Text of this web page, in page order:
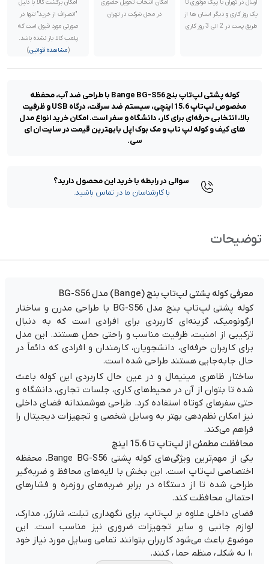
ارسال در تهران با پیک موتوری تا
یک روز کاری و دیگر استان ها از
طریق پست در 2 الی 3 روز کاری
امکان انتخاب تحویل حضوری
در محل شرکت در تهران
امکان برگشت کالا با دلیل
"انصراف از خرید" تنها در
صورتی مورد قبول است که
پلمب کالا باز نشده باشد.
(مشاهده قوانین)
کوله پشتی لپ‌تاپ بنج Bange BG-S56 با طراحی ضد آب، محفظه
مخصوص لپ‌تاپ 15.6 اینچی، سیستم ضد سرقت، درگاه USB و ظرفیت
بالا، انتخابی حرفه‌ای برای کار، دانشگاه و سفر است. امکان خرید انواع مدل
های کیف و کوله لپ تاب و مک بوک اپل بابهترین قیمت در سایت ان ای
سی.
سوالی در رابطه با خرید این محصول دارید؟
با کارشناسان ما در تماس باشید.
توضیحات
معرفی کوله پشتی لپ‌تاپ بنج (Bange) مدل BG-S56
کوله پشتی لپ‌تاپ بنج مدل BG-S56 با طراحی مدرن و ساختار
ارگونومیک، گزینه‌ای کاربردی برای افرادی است که به دنبال
ترکیبی از امنیت، ظرفیت مناسب و راحتی حمل هستند. این مدل
برای کاربران حرفه‌ای، دانشجویان، کارمندان و افرادی که دائماً در
حال جابه‌جایی هستند طراحی شده است.
ساختار ظاهری مینیمال و در عین حال کاربردی این کوله باعث
شده تا بتوان از آن در محیط‌های کاری، جلسات تجاری، دانشگاه و
حتی سفرهای کوتاه استفاده کرد. طراحی هوشمندانه فضای داخلی
نیز امکان نظم‌دهی بهتر به وسایل شخصی و تجهیزات دیجیتال را
فراهم می‌کند.
محافظت مطمئن از لپ‌تاپ تا 15.6 اینچ
یکی از مهم‌ترین ویژگی‌های کوله پشتی Bange BG-S56، محفظه
اختصاصی لپ‌تاپ است. این بخش با لایه‌های محافظ و ضربه‌گیر
طراحی شده تا از دستگاه در برابر ضربه‌های روزمره و فشارهای
احتمالی محافظت کند.
فضای داخلی علاوه بر لپ‌تاپ، برای نگهداری تبلت، شارژر، مدارک،
لوازم جانبی و سایر تجهیزات ضروری نیز مناسب است. این
موضوع باعث می‌شود کاربران بتوانند تمامی وسایل مورد نیاز خود
را به شکلی منظم حمل کنند.